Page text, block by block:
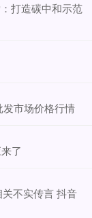
打造碳中和示范
市场价格行情
了
不实传言 抖音